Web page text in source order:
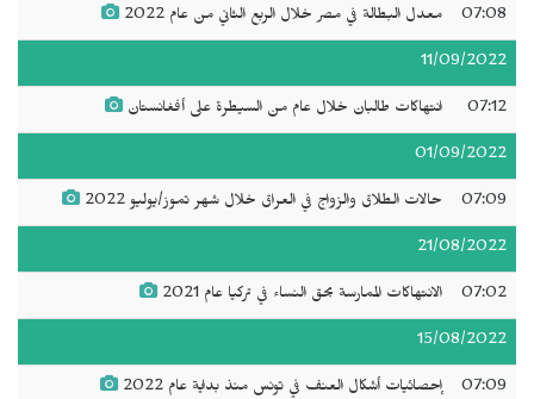
07:08 معدل البطالة في مصر خلال الربع الثاني من عام 2022
11/09/2022
07:12 انتهاكات طالبان خلال عام من السيطرة على أفغانستان
01/09/2022
07:09 حالات الطلاق والزواج في العراق خلال شهر تموز/يوليو 2022
21/08/2022
07:02 الانتهاكات الممارسة بحق النساء في تركيا عام 2021
15/08/2022
07:09 إحصائيات أشكال العنف في تونس منذ بداية عام 2022